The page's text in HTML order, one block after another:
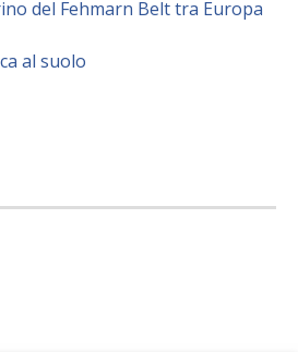
del Fehmarn Belt tra Europa
al suolo